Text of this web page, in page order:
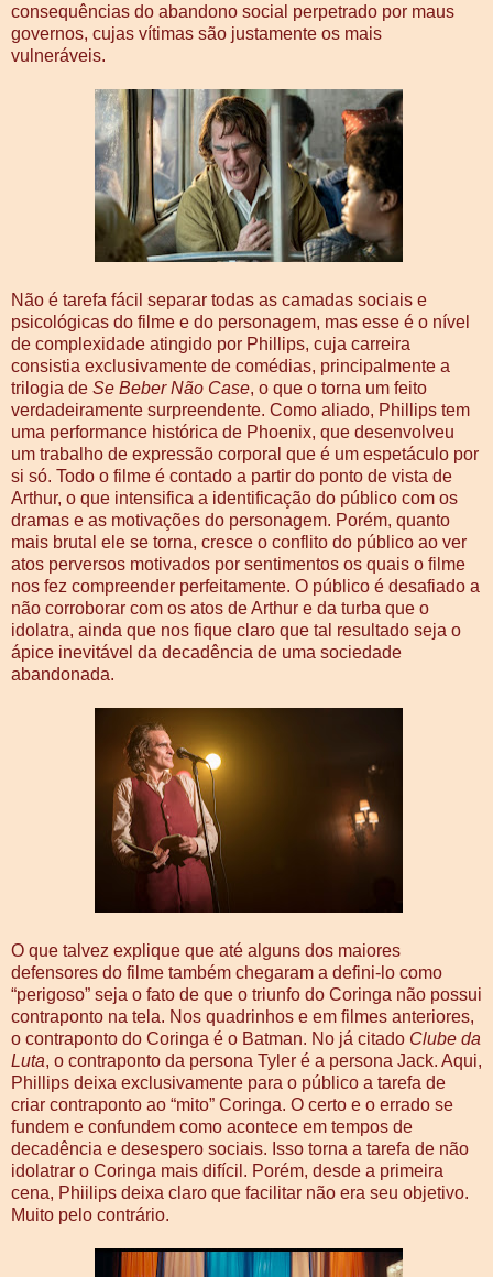
consequências do abandono social perpetrado por maus
governos, cujas vítimas são justamente os mais
vulneráveis.
Não é tarefa fácil separar todas as camadas sociais e
psicológicas do filme e do personagem, mas esse é o nível
de complexidade atingido por Phillips, cuja carreira
consistia exclusivamente de comédias, principalmente a
trilogia de Se Beber Não Case, o que o torna um feito
verdadeiramente surpreendente. Como aliado, Phillips tem
uma performance histórica de Phoenix, que desenvolveu
um trabalho de expressão corporal que é um espetáculo por
si só. Todo o filme é contado a partir do ponto de vista de
Arthur, o que intensifica a identificação do público com os
dramas e as motivações do personagem. Porém, quanto
mais brutal ele se torna, cresce o conflito do público ao ver
atos perversos motivados por sentimentos os quais o filme
nos fez compreender perfeitamente. O público é desafiado a
não corroborar com os atos de Arthur e da turba que o
idolatra, ainda que nos fique claro que tal resultado seja o
ápice inevitável da decadência de uma sociedade
abandonada.
O que talvez explique que até alguns dos maiores
defensores do filme também chegaram a defini-lo como
“perigoso” seja o fato de que o triunfo do Coringa não possui
contraponto na tela. Nos quadrinhos e em filmes anteriores,
o contraponto do Coringa é o Batman. No já citado Clube da
Luta, o contraponto da persona Tyler é a persona Jack. Aqui,
Phillips deixa exclusivamente para o público a tarefa de
criar contraponto ao “mito” Coringa. O certo e o errado se
fundem e confundem como acontece em tempos de
decadência e desespero sociais. Isso torna a tarefa de não
idolatrar o Coringa mais difícil. Porém, desde a primeira
cena, Phiilips deixa claro que facilitar não era seu objetivo.
Muito pelo contrário.